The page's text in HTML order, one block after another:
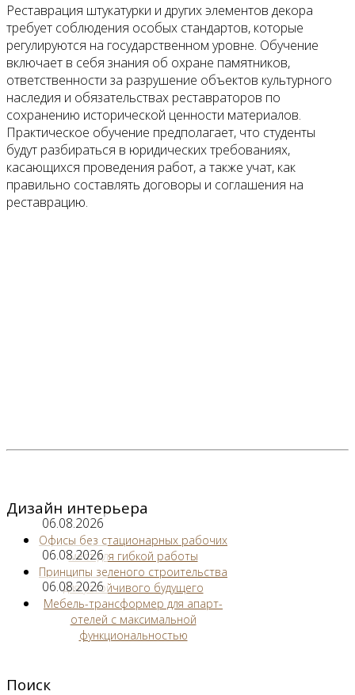
Реставрация штукатурки и других элементов декора
требует соблюдения особых стандартов, которые
регулируются на государственном уровне. Обучение
включает в себя знания об охране памятников,
ответственности за разрушение объектов культурного
наследия и обязательствах реставраторов по
сохранению исторической ценности материалов.
Практическое обучение предполагает, что студенты
будут разбираться в юридических требованиях,
касающихся проведения работ, а также учат, как
правильно составлять договоры и соглашения на
реставрацию.
Дизайн интерьера
06.08.2026
Офисы без стационарных рабочих
мест для гибкой работы
06.08.2026
Принципы зеленого строительства
для устойчивого будущего
06.08.2026
Мебель-трансформер для апарт-
отелей с максимальной
функциональностью
Поиск